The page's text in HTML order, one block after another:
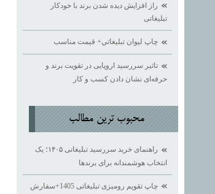
راز افزایش دیده ‌شدن برند با خودکار
تبلیغاتی
چاپ ليوان تبليغاتي+ قيمت مناسب
تاثیر سررسید اروپایی در تقویت برند و
حرفه‌ای نشان دادن کسب ‌و کار
محبوب ترين مطالب
راهنمای خرید سررسید تبلیغاتی ۱۴۰۵؛ یک
انتخاب هوشمندانه برای برندها
چاپ تقویم رومیزی تبلیغاتی 1405+سفارش